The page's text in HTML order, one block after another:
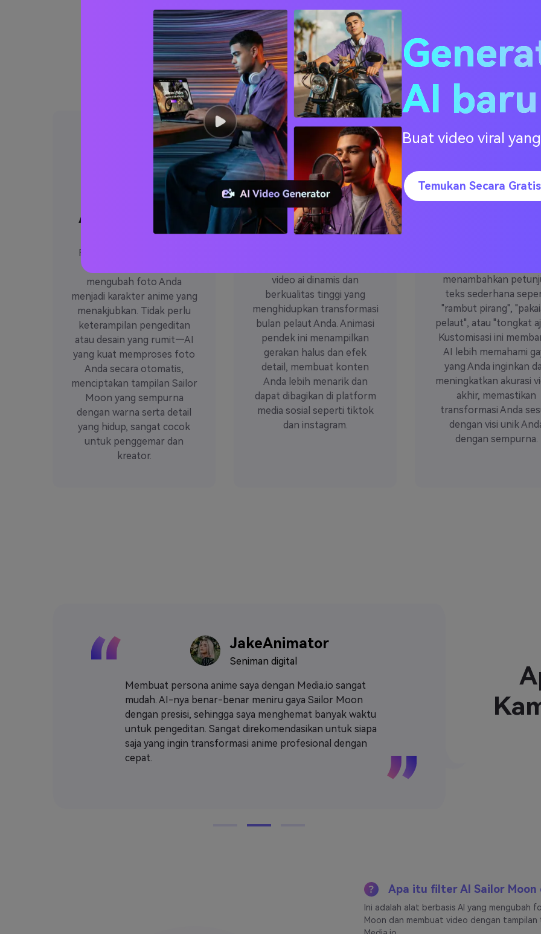
Mengapa Memilih Filter Sailor
Transformasi
Anime Satu Klik
Filter AI Sailor Moon dari
mengubah foto Anda
menjadi karakter anime yang
menakjubkan. Tidak perlu
keterampilan pengeditan
atau desain yang rumit—AI
yang kuat memproses foto
Anda secara otomatis,
menciptakan tampilan Sailor
Moon yang sempurna
dengan warna serta detail
yang hidup, sangat cocok
untuk penggemar dan
kreator.
Output Video AI
Berkualitas
Tinggi
video ai dinamis dan
berkualitas tinggi yang
menghidupkan transformasi
bulan pelaut Anda. Animasi
pendek ini menampilkan
gerakan halus dan efek
detail, membuat konten
Anda lebih menarik dan
dapat dibagikan di platform
media sosial seperti tiktok
dan instagram.
Input gaya
menambahkan
teks sederhana
"rambut pirang",
pelaut", atau "tongkat
Kustomisasi ini
AI lebih memahami
yang Anda inginkan
meningkatkan akurasi
akhir, memastikan
transformasi Anda
dengan visi unik
dengan sempurna.
JakeAnimator
Seniman digital
Membuat persona anime saya dengan Media.io sangat
mudah. AI-nya benar-benar meniru gaya Sailor Moon
dengan presisi, sehingga saya menghemat banyak waktu
untuk pengeditan. Sangat direkomendasikan untuk siapa
saja yang ingin transformasi anime profesional dengan
cepat.
Video AI
viral dengan
Kualitas
Apa itu filter AI Sailor Moon
Ini adalah alat berbasis AI yang mengubah
Moon dan membuat video dengan
AI
Buat video viral
Temukan Secara Gratis